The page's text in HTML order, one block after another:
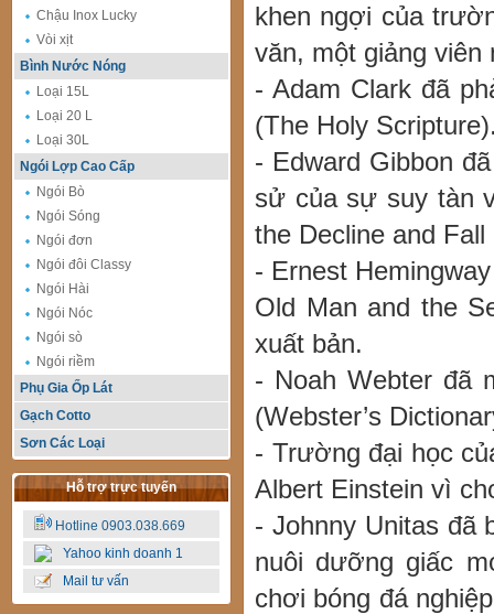
Chậu Inox Lucky
Vòi xịt
Bình Nước Nóng
Loại 15L
Loại 20 L
Loại 30L
Ngói Lợp Cao Cấp
Ngói Bò
Ngói Sóng
Ngói đơn
Ngói đôi Classy
Ngói Hài
Ngói Nóc
Ngói sò
Ngói riềm
Phụ Gia Ốp Lát
Gạch Cotto
Sơn Các Loại
Hỗ trợ trực tuyến
Hotline 0903.038.669
Yahoo kinh doanh 1
Mail tư vấn
khen ngợi của
văn, một giảng viên
- Adam Clark đã
(The Holy
- Edward Gibbon
sử của sự suy tàn
the Decline and
- Ernest
Old Man and the
xuất bản.
- Noah Webter đã
(Webster’s
- Trường đại học
Albert Einstein vì
- Johnny Unitas đã
nuôi dưỡng giấc
chơi bóng đá